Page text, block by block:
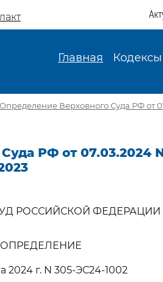
Главная Кодексы
Определение Верховного Суда РФ от
РФ от 07.03.2024
РОССИЙСКОЙ ФЕДЕРАЦИИ
ОПРЕДЕЛЕНИЕ
2024 г. N 305-ЭС24-1002